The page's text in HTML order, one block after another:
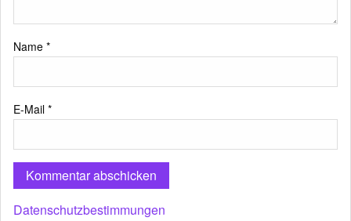
Name *
E-Mail *
Datenschutzbestimmungen